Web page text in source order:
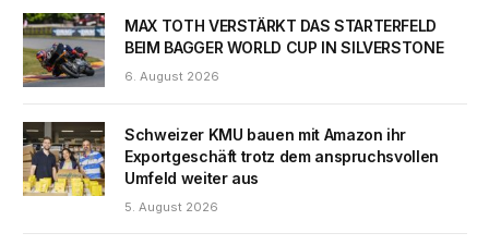
MAX TOTH VERSTÄRKT DAS STARTERFELD
BEIM BAGGER WORLD CUP IN SILVERSTONE
6. August 2026
Schweizer KMU bauen mit Amazon ihr
Exportgeschäft trotz dem anspruchsvollen
Umfeld weiter aus
5. August 2026